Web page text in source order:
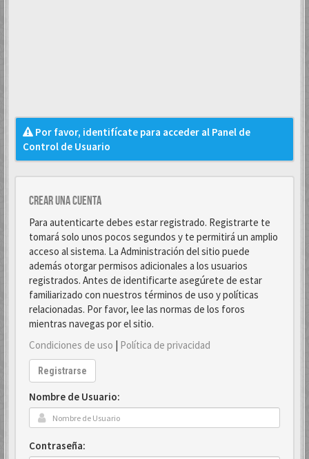
Por favor, identifícate para acceder al Panel de
Control de Usuario
Crear una cuenta
Para autenticarte debes estar registrado. Registrarte te
tomará solo unos pocos segundos y te permitirá un amplio
acceso al sistema. La Administración del sitio puede
además otorgar permisos adicionales a los usuarios
registrados. Antes de identificarte asegúrete de estar
familiarizado con nuestros términos de uso y políticas
relacionadas. Por favor, lee las normas de los foros
mientras navegas por el sitio.
Condiciones de uso | Política de privacidad
Registrarse
Nombre de Usuario:
Contraseña: